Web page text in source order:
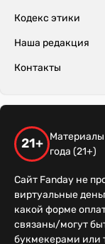
Кодекс этики
Наша редакция
Контакты
21+
Материалы
года (21+)
Сайт Fanday не
виртуальные
какой форме
связаны/могут
букмекерами или